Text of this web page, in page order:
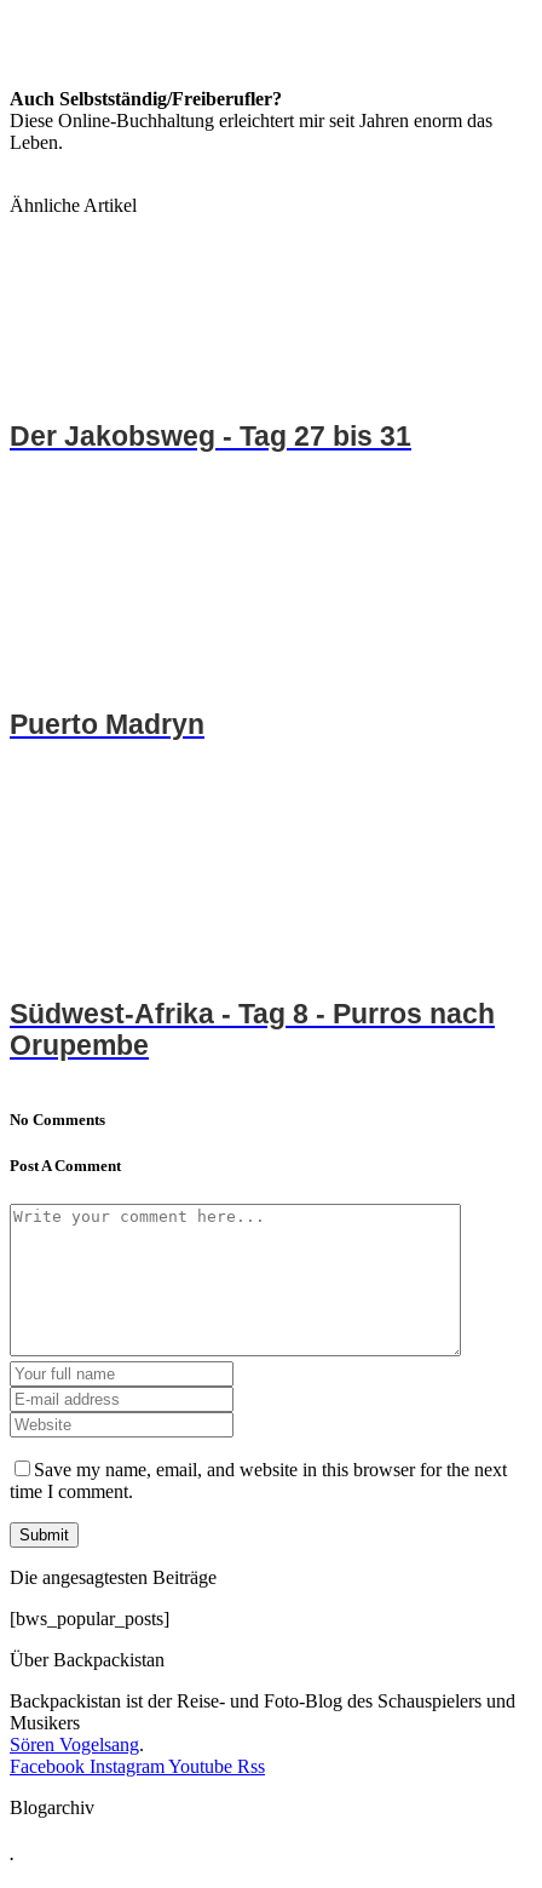
Auch Selbstständig/Freiberufler?
Diese Online-Buchhaltung erleichtert mir seit Jahren enorm das
Leben.
Ähnliche Artikel
Der Jakobsweg - Tag 27 bis 31
Puerto Madryn
Südwest-Afrika - Tag 8 - Purros nach
Orupembe
No Comments
Post A Comment
Save my name, email, and website in this browser for the next
time I comment.
Die angesagtesten Beiträge
[bws_popular_posts]
Über Backpackistan
Backpackistan ist der Reise- und Foto-Blog des Schauspielers und
Musikers
Sören Vogelsang.
Facebook InstagramYoutube Rss
Blogarchiv
.